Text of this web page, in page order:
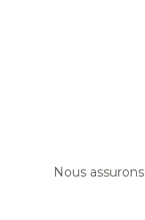
Nous assurons